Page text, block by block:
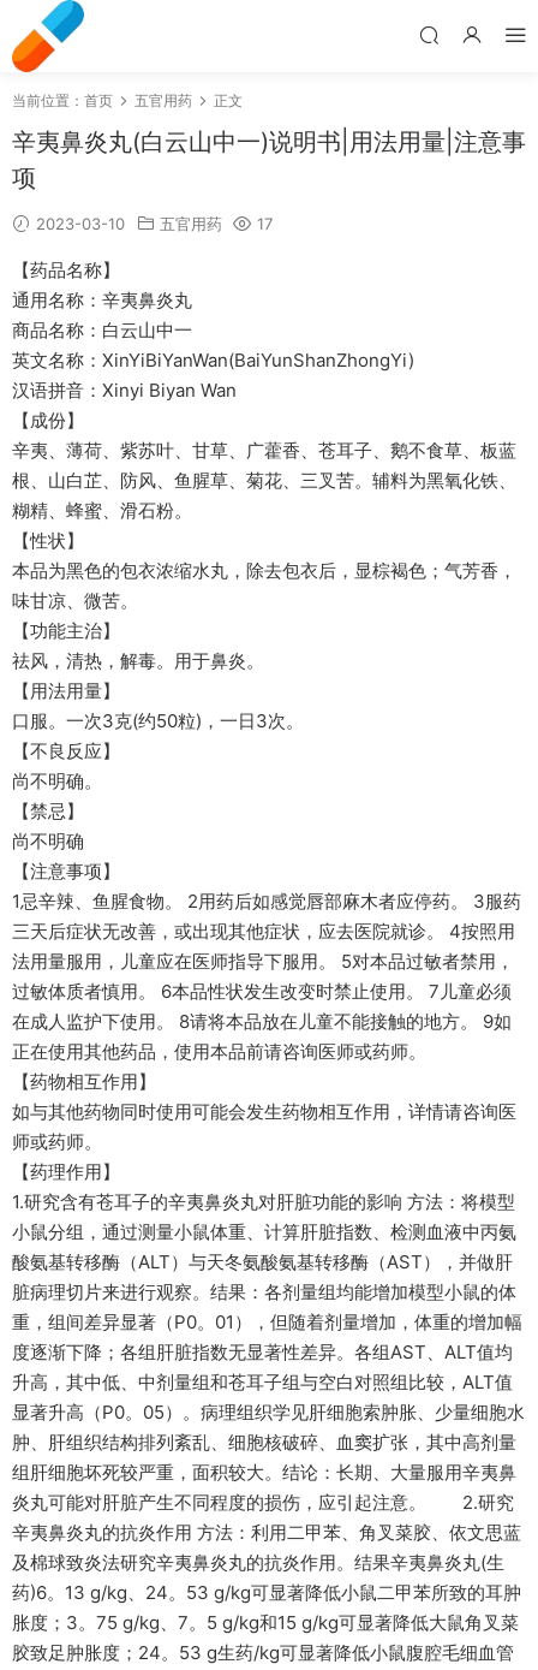
当前位置： 首页 五官用药 正文
辛夷鼻炎丸(白云山中一)说明书|用法用量|注意事
项
2023-03-10 五官用药 17
【药品名称】
通用名称：辛夷鼻炎丸
商品名称：白云山中一
英文名称：XinYiBiYanWan(BaiYunShanZhongYi)
汉语拼音：Xinyi Biyan Wan
【成份】
辛夷、薄荷、紫苏叶、甘草、广藿香、苍耳子、鹅不食草、板蓝
根、山白芷、防风、鱼腥草、菊花、三叉苦。辅料为黑氧化铁、
糊精、蜂蜜、滑石粉。
【性状】
本品为黑色的包衣浓缩水丸，除去包衣后，显棕褐色；气芳香，
味甘凉、微苦。
【功能主治】
祛风，清热，解毒。用于鼻炎。
【用法用量】
口服。一次3克(约50粒)，一日3次。
【不良反应】
尚不明确。
【禁忌】
尚不明确
【注意事项】
1忌辛辣、鱼腥食物。 2用药后如感觉唇部麻木者应停药。 3服药
三天后症状无改善，或出现其他症状，应去医院就诊。 4按照用
法用量服用，儿童应在医师指导下服用。 5对本品过敏者禁用，
过敏体质者慎用。 6本品性状发生改变时禁止使用。 7儿童必须
在成人监护下使用。 8请将本品放在儿童不能接触的地方。 9如
正在使用其他药品，使用本品前请咨询医师或药师。
【药物相互作用】
如与其他药物同时使用可能会发生药物相互作用，详情请咨询医
师或药师。
【药理作用】
1.研究含有苍耳子的辛夷鼻炎丸对肝脏功能的影响 方法：将模型
小鼠分组，通过测量小鼠体重、计算肝脏指数、检测血液中丙氨
酸氨基转移酶（ALT）与天冬氨酸氨基转移酶（AST），并做肝
脏病理切片来进行观察。结果：各剂量组均能增加模型小鼠的体
重，组间差异显著（P0。01），但随着剂量增加，体重的增加幅
度逐渐下降；各组肝脏指数无显著性差异。各组AST、ALT值均
升高，其中低、中剂量组和苍耳子组与空白对照组比较，ALT值
显著升高（P0。05）。病理组织学见肝细胞索肿胀、少量细胞水
肿、肝组织结构排列紊乱、细胞核破碎、血窦扩张，其中高剂量
组肝细胞坏死较严重，面积较大。结论：长期、大量服用辛夷鼻
炎丸可能对肝脏产生不同程度的损伤，应引起注意。 2.研究
辛夷鼻炎丸的抗炎作用 方法：利用二甲苯、角叉菜胶、依文思蓝
及棉球致炎法研究辛夷鼻炎丸的抗炎作用。结果辛夷鼻炎丸(生
药)6。13 g/kg、24。53 g/kg可显著降低小鼠二甲苯所致的耳肿
胀度；3。75 g/kg、7。5 g/kg和15 g/kg可显著降低大鼠角叉菜
胶致足肿胀度；24。53 g生药/kg可显著降低小鼠腹腔毛细血管